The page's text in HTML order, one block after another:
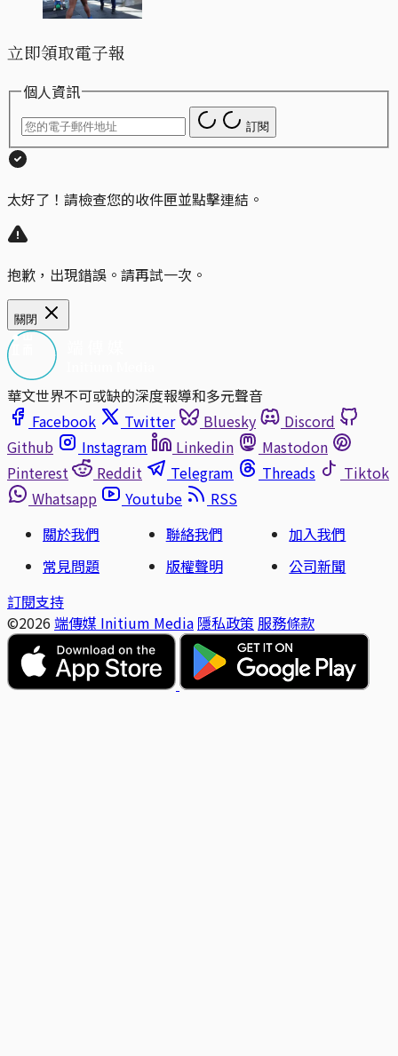
立即領取電子報
個人資訊
訂閱
太好了！請檢查您的收件匣並點擊連結。
抱歉，出現錯誤。請再試一次。
關閉
華文世界不可或缺的深度報導和多元聲音
Facebook
Twitter Bluesky
Discord
Github
Instagram Linkedin
Mastodon
Pinterest
Reddit Telegram Threads
Tiktok
Whatsapp
Youtube
RSS
關於我們
聯絡我們
加入我們
常見問題
版權聲明
公司新聞
訂閱支持
©2026 端傳媒 Initium Media 隱私政策 服務條款